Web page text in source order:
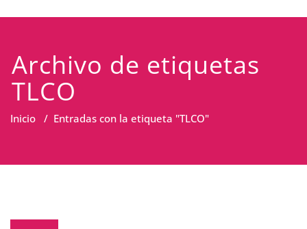
Archivo de etiquetas
TLCO
Inicio / Entradas con la etiqueta "TLCO"